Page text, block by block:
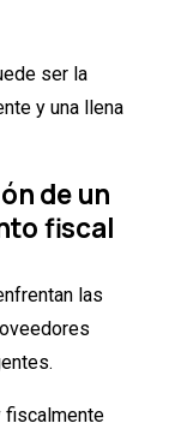
ser la
y una llena
de un
fiscal
las
fiscalmente